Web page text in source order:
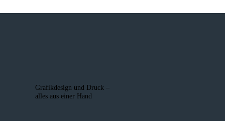
Grafikdesign und Druck –
alles aus einer Hand